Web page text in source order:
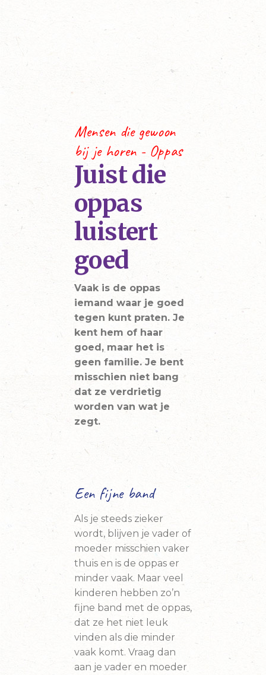
Mensen die gewoon
bij je horen - Oppas
Juist die
oppas
luistert
goed
Vaak is de oppas
iemand waar je goed
tegen kunt praten. Je
kent hem of haar
goed, maar het is
geen familie. Je bent
misschien niet bang
dat ze verdrietig
worden van wat je
zegt.
Een fijne band
Als je steeds zieker
wordt, blijven je vader of
moeder misschien vaker
thuis en is de oppas er
minder vaak. Maar veel
kinderen hebben zo’n
fijne band met de oppas,
dat ze het niet leuk
vinden als die minder
vaak komt. Vraag dan
aan je vader en moeder